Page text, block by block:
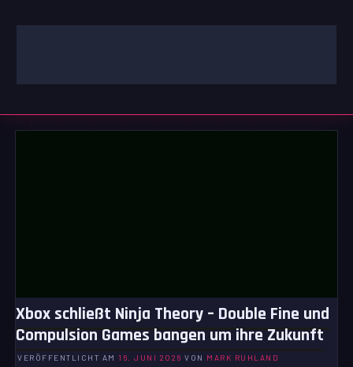
Inhalt
Xbox schließt Ninja Theory – Double Fine und
Compulsion Games bangen um ihre Zukunft
VERÖFFENTLICHT AM 16. JUNI 2026 VON MARK RUHLAND